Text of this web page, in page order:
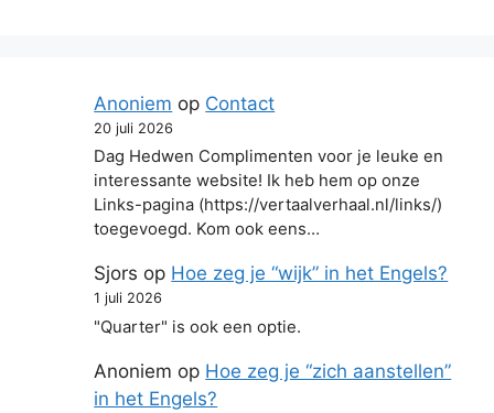
Anoniem op Contact
20 juli 2026
Dag Hedwen Complimenten voor je leuke en
interessante website! Ik heb hem op onze
Links-pagina (https://vertaalverhaal.nl/links/)
toegevoegd. Kom ook eens…
Sjors op Hoe zeg je “wijk” in het Engels?
1 juli 2026
"Quarter" is ook een optie.
Anoniem op Hoe zeg je “zich aanstellen”
in het Engels?